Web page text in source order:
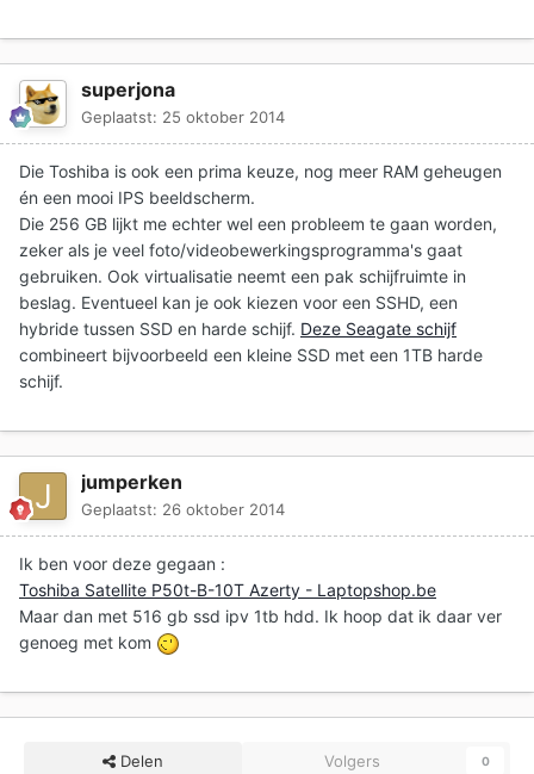
superjona
Geplaatst: 25 oktober 2014
Die Toshiba is ook een prima keuze, nog meer RAM geheugen
én een mooi IPS beeldscherm.
Die 256 GB lijkt me echter wel een probleem te gaan worden,
zeker als je veel foto/videobewerkingsprogramma's gaat
gebruiken. Ook virtualisatie neemt een pak schijfruimte in
beslag. Eventueel kan je ook kiezen voor een SSHD, een
hybride tussen SSD en harde schijf. Deze Seagate schijf
combineert bijvoorbeeld een kleine SSD met een 1TB harde
schijf.
jumperken
Geplaatst: 26 oktober 2014
Ik ben voor deze gegaan :
Toshiba Satellite P50t-B-10T Azerty - Laptopshop.be
Maar dan met 516 gb ssd ipv 1tb hdd. Ik hoop dat ik daar ver
genoeg met kom
Delen Volgers 0